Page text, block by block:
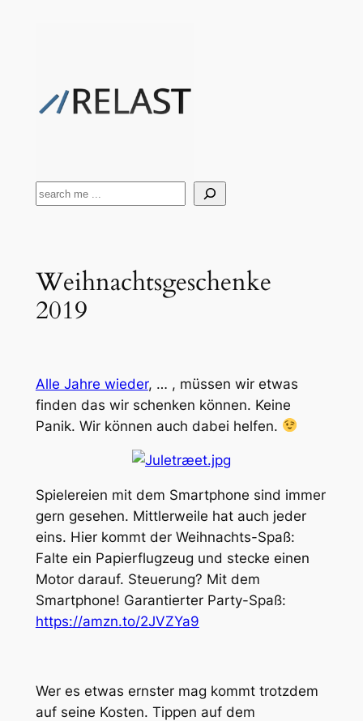
Suchen
Weihnachtsgeschenke
2019
Alle Jahre wieder, … , müssen wir etwas
finden das wir schenken können. Keine
Panik. Wir können auch dabei helfen.
Spielereien mit dem Smartphone sind immer
gern gesehen. Mittlerweile hat auch jeder
eins. Hier kommt der Weihnachts-Spaß:
Falte ein Papierflugzeug und stecke einen
Motor darauf. Steuerung? Mit dem
Smartphone! Garantierter Party-Spaß:
https://amzn.to/2JVZYa9
Wer es etwas ernster mag kommt trotzdem
auf seine Kosten. Tippen auf dem